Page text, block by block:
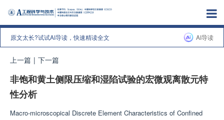
原文太长?试试AI导读，快速精读全文 AI导读
上一篇 | 下一篇
非饱和黄土侧限压缩和湿陷试验的宏微观离散元特
性分析
Macro-microscopical Discrete Element Characteristics of Confined